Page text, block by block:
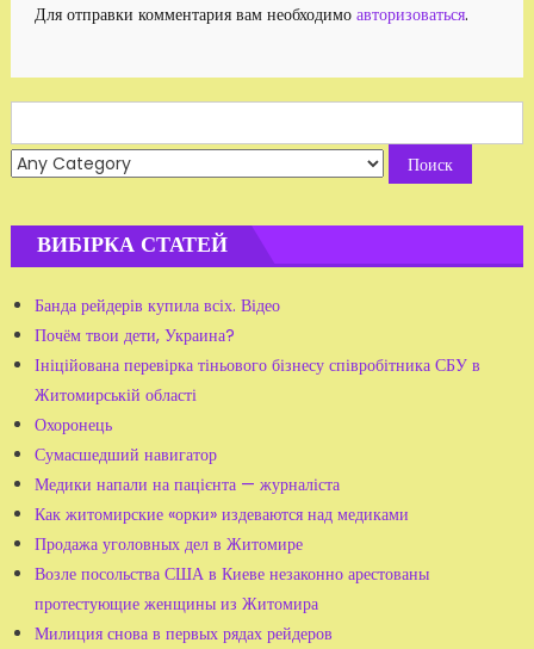
Для отправки комментария вам необходимо авторизоваться.
for:
ВИБІРКА СТАТЕЙ
Банда рейдерів купила всіх. Відео
Почём твои дети, Украина?
Ініційована перевірка тіньового бізнесу співробітника СБУ в
Житомирській області
Охоронець
Сумасшедший навигатор
Медики напали на пацієнта — журналіста
Как житомирские «орки» издеваются над медиками
Продажа уголовных дел в Житомире
Возле посольства США в Киеве незаконно арестованы
протестующие женщины из Житомира
Милиция снова в первых рядах рейдеров